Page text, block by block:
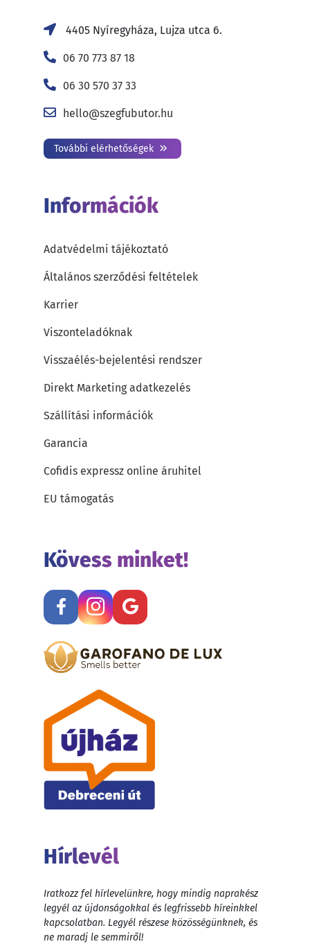
4405 Nyíregyháza, Lujza utca 6.
06 70 773 87 18
06 30 570 37 33
hello@szegfubutor.hu
További elérhetőségek
Információk
Adatvédelmi tájékoztató
Általános szerződési feltételek
Karrier
Viszonteladóknak
Visszaélés-bejelentési rendszer
Direkt Marketing adatkezelés
Szállítási információk
Garancia
Cofidis expressz online áruhitel
EU támogatás
Kövess minket!
Hírlevél
Iratkozz fel hírlevelünkre, hogy mindig naprakész
legyél az újdonságokkal és legfrissebb híreinkkel
kapcsolatban. Legyél részese közösségünknek, és
ne maradj le semmiről!